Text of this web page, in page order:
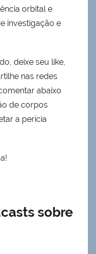
orbital e
investigação e
deixe seu like,
nas redes
abaixo
de corpos
a perícia
sobre